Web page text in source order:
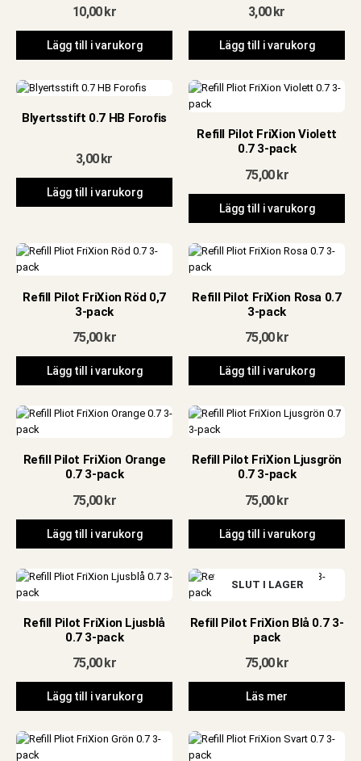
10,00kr
Lägg till i varukorg
3,00kr
Lägg till i varukorg
Blyertsstift 0.7 HB Forofis
3,00kr
Lägg till i varukorg
Refill Pilot FriXion Violett
0.7 3-pack
75,00kr
Lägg till i varukorg
Refill Pilot FriXion Röd 0,7
3-pack
75,00kr
Lägg till i varukorg
Refill Pilot FriXion Rosa 0.7
3-pack
75,00kr
Lägg till i varukorg
Refill Pilot FriXion Orange
0.7 3-pack
75,00kr
Lägg till i varukorg
Refill Pilot FriXion Ljusgrön
0.7 3-pack
75,00kr
Lägg till i varukorg
Refill Pilot FriXion Ljusblå
0.7 3-pack
75,00kr
Lägg till i varukorg
SLUT I LAGER
Refill Pilot FriXion Blå 0.7 3-
pack
75,00kr
Läs mer